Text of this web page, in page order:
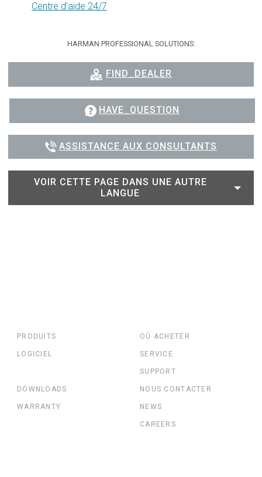
Centre d’aide 24/7
HARMAN PROFESSIONAL SOLUTIONS:
FIND_DEALER
HAVE_QUESTION
ASSISTANCE AUX CONSULTANTS
VOIR CETTE PAGE DANS UNE AUTRE
LANGUE
PRODUITS
LOGICIEL
OÙ ACHETER
SERVICE
SUPPORT
DOWNLOADS
WARRANTY
NOUS CONTACTER
NEWS
CAREERS